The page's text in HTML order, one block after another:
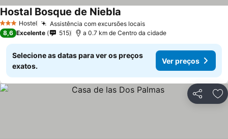
3 EstrelasHostel Assistência com excursões locais
Hostal Bosque de Niebla
8,6 Excelente 515 a 0.7 km de Centro da cidade
Selecione as datas para ver os preços
exatos.
Ver preços
Partilhar